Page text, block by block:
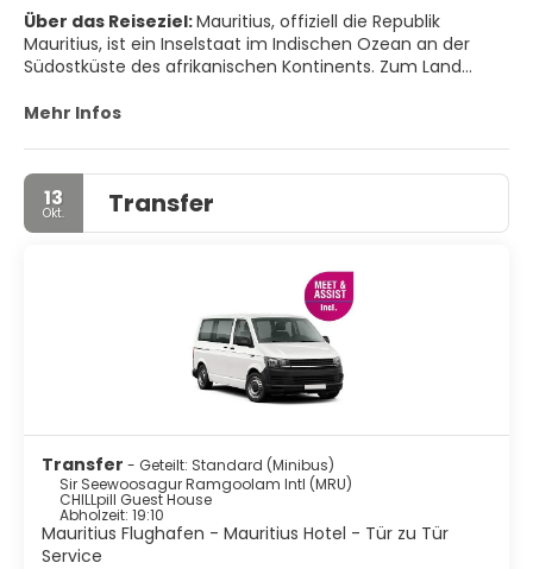
Über das Reiseziel:Mauritius, offiziell die Republik
Mauritius, ist ein Inselstaat im Indischen Ozean an der
Südostküste des afrikanischen Kontinents. Zum Land
und der Saint-Brandon-Archipel. Die Inseln Mauritius,
Hauptstadt und größte Stadt ist Port Louis.
WICHTIGSTE TOURISTENATTRAKTIONEN
• Ruinen von Balaclava
• Obstgärten von Labourdonnais. Entdecken Sie eine
farbenprächtigen, duftenden exotischen Blumen.
• Die Caudan Waterfront
• Der Basar von Port Louis
Mehr Infos
13
Okt. Transfer
Transfer - Geteilt: Standard (Minibus)
Sir Seewoosagur Ramgoolam Intl (MRU)
CHILLpill Guest House
Abholzeit: 19:10
Mauritius Flughafen - Mauritius Hotel - Tür zu Tür
Service